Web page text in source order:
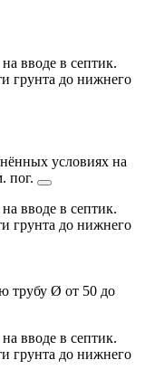
вводе в септик.
грунта до нижнего
условиях на
пог.
вводе в септик.
грунта до нижнего
трубу Ø от 50 до
вводе в септик.
грунта до нижнего